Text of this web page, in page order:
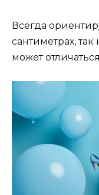
Всегда
сантиметрах,
может